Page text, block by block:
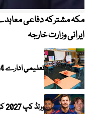
مکہ مشترکہ دفاعی
ایرانی وزارت خارجہ
تعلیمی ادارے 24 اگست تک بند رہیں گے، رانا سکندر حیات